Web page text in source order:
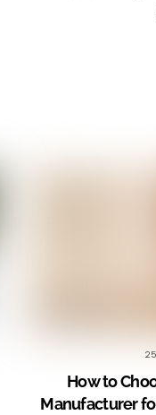
How to
Manufacturer